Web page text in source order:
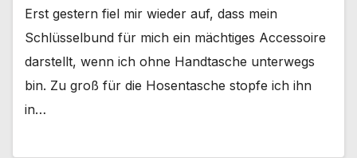
Erst gestern fiel mir wieder auf, dass mein
Schlüsselbund für mich ein mächtiges Accessoire
darstellt, wenn ich ohne Handtasche unterwegs
bin. Zu groß für die Hosentasche stopfe ich ihn
in…